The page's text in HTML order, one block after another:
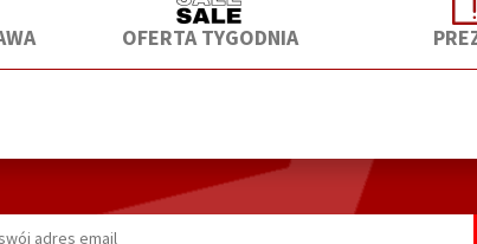
OFERTA TYGODNIA